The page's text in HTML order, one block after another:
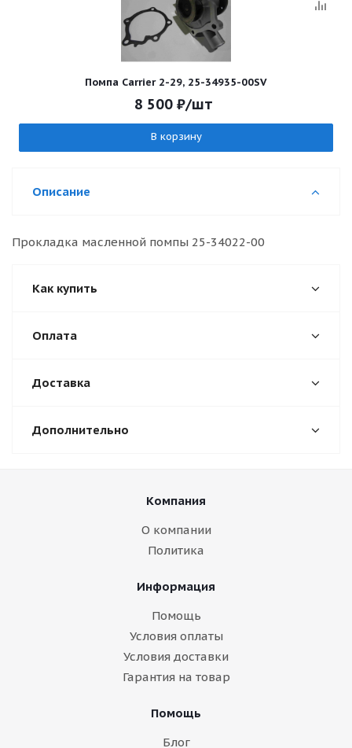
Помпа Carrier 2-29, 25-34935-00SV
8 500₽/шт
В корзину
Описание
Прокладка масленной помпы 25-34022-00
Как купить
Оплата
Доставка
Дополнительно
Компания
О компании
Политика
Информация
Помощь
Условия оплаты
Условия доставки
Гарантия на товар
Помощь
Блог